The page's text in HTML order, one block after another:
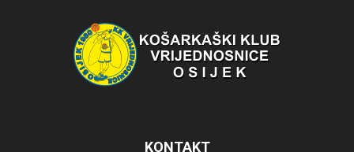
KONTAKT